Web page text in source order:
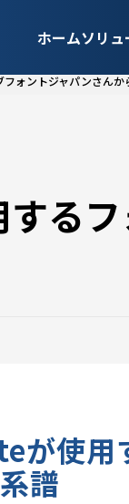
ホームソリ
ォントジャパンさんか
る
が使用
譜